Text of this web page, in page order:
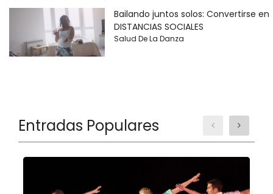
Bailando juntos solos: Convertirse en
DISTANCIAS SOCIALES
Salud De La Danza
Entradas Populares